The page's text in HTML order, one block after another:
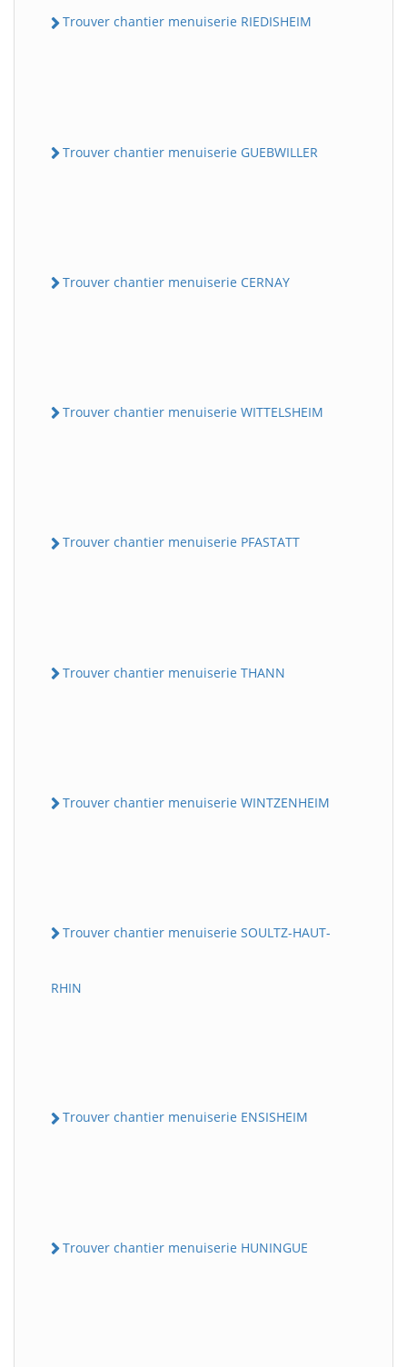
Trouver chantier menuiserie RIEDISHEIM
Trouver chantier menuiserie GUEBWILLER
Trouver chantier menuiserie CERNAY
Trouver chantier menuiserie WITTELSHEIM
Trouver chantier menuiserie PFASTATT
Trouver chantier menuiserie THANN
Trouver chantier menuiserie WINTZENHEIM
Trouver chantier menuiserie SOULTZ-HAUT-
RHIN
Trouver chantier menuiserie ENSISHEIM
Trouver chantier menuiserie HUNINGUE